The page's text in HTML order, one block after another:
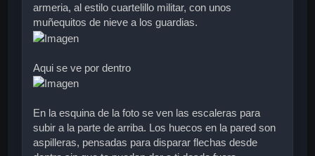
armeria, al estilo cuartelillo militar, con unos
muñequitos de nieve a los guardias.
Aqui se ve por dentro
En la esquina de la foto se ven las escaleras para
subir a la parte de arriba. Los huecos en la pared son
aspilleras, pensadas para disparar flechas desde